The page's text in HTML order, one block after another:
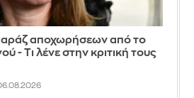
αποχωρήσεων από το
- Τι λένε στην κριτική τους